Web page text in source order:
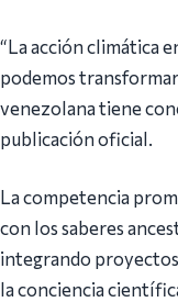
“La acción climática
podemos
venezolana tiene
publicación oficial.
La competencia
con los saberes
integrando
la conciencia